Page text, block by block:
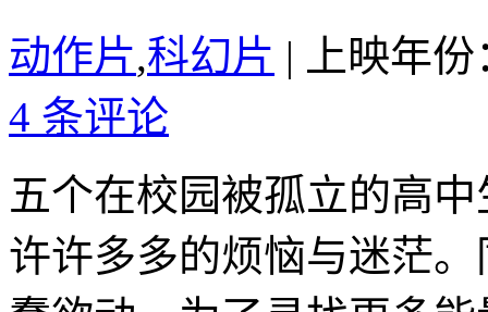
动作片,科幻片 |
上映年
4 条评论
五个在校园被孤立的高
许许多多的烦恼与迷茫